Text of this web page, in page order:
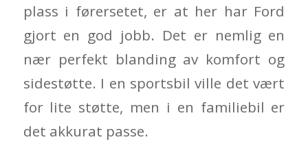
plass i førersetet, er at her har Ford
gjort en god jobb. Det er nemlig en
nær perfekt blanding av komfort og
sidestøtte. I en sportsbil ville det vært
for lite støtte, men i en familiebil er
det akkurat passe.